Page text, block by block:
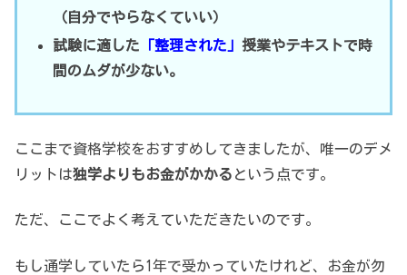
（自分でやらなくていい）
試験に適した 「整理された」授業やテキストで時
間のムダが少ない。
ここまで資格学校をおすすめしてきましたが、唯一のデメ
リットは独学よりもお金がかかる という点です。
ただ、ここでよく考えていただきたいのです。
もし通学していたら1年で受かっていたけれど、お金が勿